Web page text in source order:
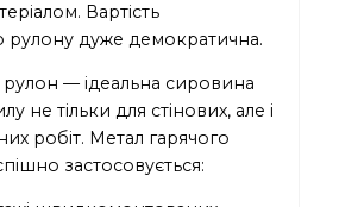
Вартість
рулону дуже демократична.
— ідеальна сировина
не тільки для стінових, але і
робіт. Метал гарячого
застосовується: